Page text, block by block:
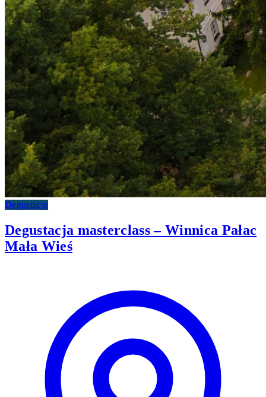
Degustacje
Degustacja masterclass – Winnica Pałac
Mała Wieś